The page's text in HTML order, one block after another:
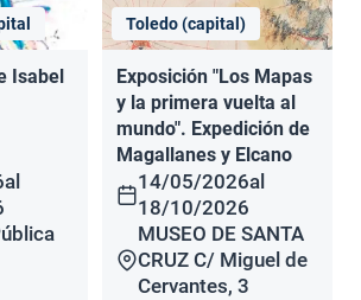
Isabel
al
Toledo (capital)
Exposición "Los Mapas
y la primera vuelta al
mundo". Expedición de
Magallanes y Elcano
14/05/2026al
18/10/2026
MUSEO DE SANTA
CRUZ C/ Miguel de
Cervantes, 3